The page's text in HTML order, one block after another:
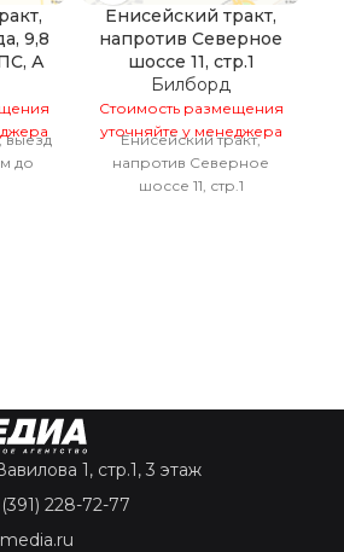
9,8
А
выезд
до
Енисейский тракт,
напротив Северное
шоссе 11, стр.1
Билборд
Стоимость размещения
уточняйте у менеджера
Енисейский тракт,
напротив Северное
шоссе 11, стр.1
1, стр.1, 3 этаж
228-72-77